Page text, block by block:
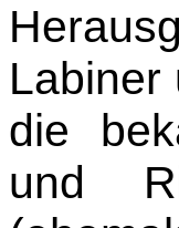
Labiner
die
und